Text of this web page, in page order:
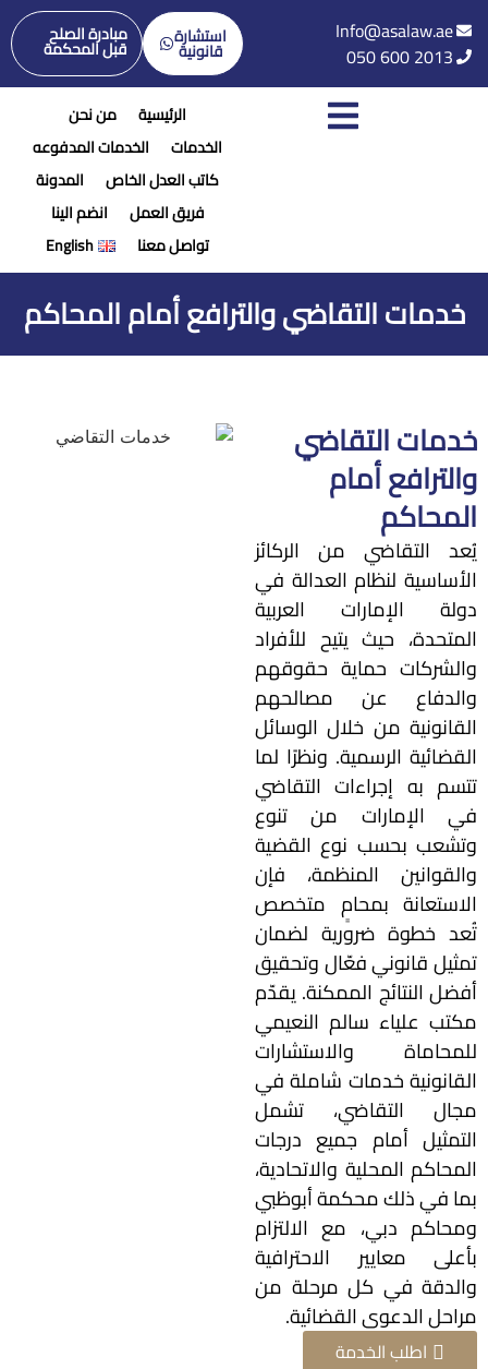
Info@asalaw.ae
050 600 2013
استشارة
قانونية
مبادرة الصلح
قبل المحكمة
الرئيسية
من نحن
الخدمات
الخدمات المدفوعه
كاتب العدل الخاص
المدونة
فريق العمل
انضم الينا
تواصل معنا
English
خدمات التقاضي والترافع أمام المحاكم
خدمات التقاضي
والترافع أمام
المحاكم
يُعد التقاضي من الركائز
الأساسية لنظام العدالة في
دولة الإمارات العربية
المتحدة، حيث يتيح للأفراد
والشركات حماية حقوقهم
والدفاع عن مصالحهم
القانونية من خلال الوسائل
القضائية الرسمية. ونظرًا لما
تتسم به إجراءات التقاضي
في الإمارات من تنوع
وتشعب بحسب نوع القضية
والقوانين المنظمة، فإن
الاستعانة بمحامٍ متخصص
تُعد خطوة ضرورية لضمان
تمثيل قانوني فعّال وتحقيق
أفضل النتائج الممكنة. يقدّم
مكتب علياء سالم النعيمي
للمحاماة والاستشارات
القانونية خدمات شاملة في
مجال التقاضي، تشمل
التمثيل أمام جميع درجات
المحاكم المحلية والاتحادية،
بما في ذلك محكمة أبوظبي
ومحاكم دبي، مع الالتزام
بأعلى معايير الاحترافية
والدقة في كل مرحلة من
مراحل الدعوى القضائية.
اطلب الخدمة